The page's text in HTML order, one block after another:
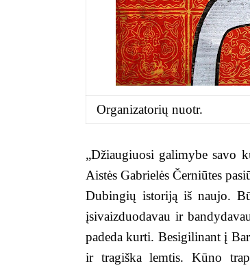
Organizatorių nuotr.
„Džiaugiuosi galimybe savo
Aistės Gabrielės Černiūtes
Dubingių istoriją iš naujo.
įsivaizduodavau ir
padeda kurti. Besigilinant į
ir tragiška lemtis. Kūno